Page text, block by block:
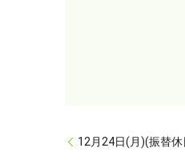
12月24日(月)(振替休